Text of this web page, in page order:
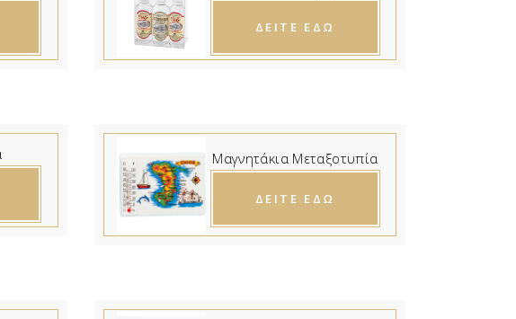
ΔΕΙΤΕ ΕΔΩ
Μαγνητάκια Μεταξοτυπία
ΔΕΙΤΕ ΕΔΩ